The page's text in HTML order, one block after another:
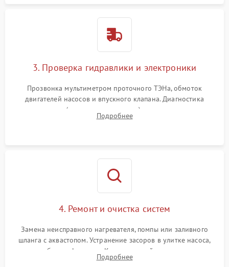
3. Проверка гидравлики и электроники
Прозвонка мультиметром проточного ТЭНа, обмоток
двигателей насосов и впускного клапана. Диагностика
прессостата (датчика уровня воды), датчика мутности,
концевика дверцы и электронного модуля управления.
Подробнее
4. Ремонт и очистка систем
Замена неисправного нагревателя, помпы или заливного
шланга с аквастопом. Устранение засоров в улитке насоса,
патрубках и фильтрах. Компонентный ремонт платы
управления, восстановление поврежденной проводки.
Подробнее